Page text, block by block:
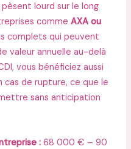
lourd sur le long
comme AXA ou
complets qui peuvent
valeur annuelle au-delà
vous bénéficiez aussi
cas de rupture, ce que le
sans anticipation
:68 000 € – 90